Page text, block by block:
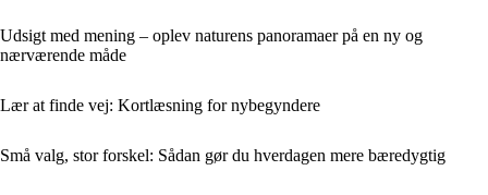
Udsigt med mening – oplev naturens panoramaer på en ny og
nærværende måde
Lær at finde vej: Kortlæsning for nybegyndere
Små valg, stor forskel: Sådan gør du hverdagen mere bæredygtig